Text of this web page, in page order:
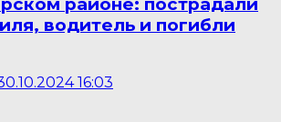
районе: пострадали
водитель и погибли
16:03